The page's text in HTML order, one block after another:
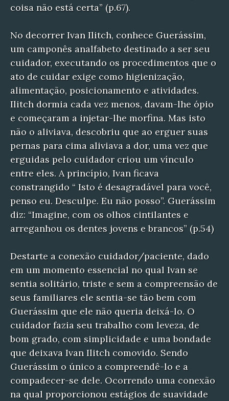
coisa não está certa” (p.67).
No decorrer Ivan Ilitch, conhece Guerássim,
um camponês analfabeto destinado a ser seu
cuidador, executando os procedimentos que o
ato de cuidar exige como higienização,
alimentação, posicionamento e atividades.
Ilitch dormia cada vez menos, davam-lhe ópio
e começaram a injetar-lhe morfina. Mas isto
não o aliviava, descobriu que ao erguer suas
pernas para cima aliviava a dor, uma vez que
erguidas pelo cuidador criou um vínculo
entre eles. A princípio, Ivan ficava
constrangido “ Isto é desagradável para você,
penso eu. Desculpe. Eu não posso”. Guerássim
diz: “Imagine, com os olhos cintilantes e
arreganhou os dentes jovens e brancos” (p.54)
Destarte a conexão cuidador/paciente, dado
em um momento essencial no qual Ivan se
sentia solitário, triste e sem a compreensão de
seus familiares ele sentia-se tão bem com
Guerássim que ele não queria deixá-lo. O
cuidador fazia seu trabalho com leveza, de
bom grado, com simplicidade e uma bondade
que deixava Ivan Ilitch comovido. Sendo
Guerássim o único a compreendê-lo e a
compadecer-se dele. Ocorrendo uma conexão
na qual proporcionou estágios de suavidade